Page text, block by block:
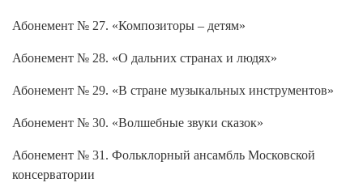
Абонемент № 27. «Композиторы – детям»
Абонемент № 28. «О дальних странах и людях»
Абонемент № 29. «В стране музыкальных инструментов»
Абонемент № 30. «Волшебные звуки сказок»
Абонемент № 31. Фольклорный ансамбль Московской
консерватории